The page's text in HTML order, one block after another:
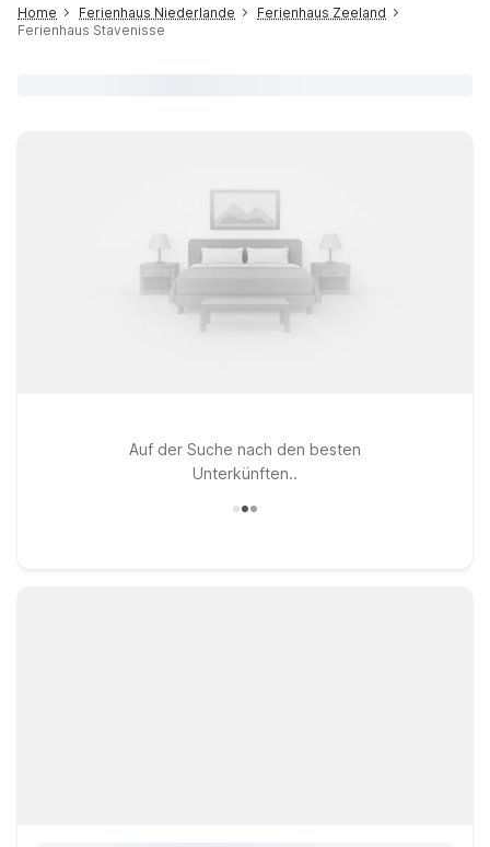
Home Ferienhaus Niederlande
Ferienhaus Zeeland
Ferienhaus Stavenisse
Auf der Suche nach den besten
Unterkünften..